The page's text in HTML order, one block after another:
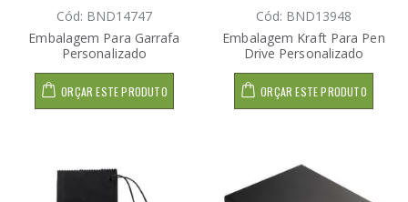
Cód: BND14747
Embalagem Para Garrafa
Personalizado
ORÇAR ESTE PRODUTO
Cód: BND13948
Embalagem Kraft Para Pen
Drive Personalizado
ORÇAR ESTE PRODUTO